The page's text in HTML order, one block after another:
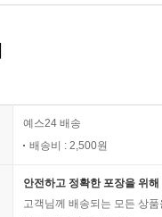
예스24 배송
배송비 : 2,500원
안전하고 정확한 포장을 위
고객님께 배송되는 모든 상